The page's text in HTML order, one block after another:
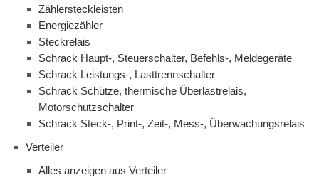
Zählersteckleisten
Energiezähler
Steckrelais
Schrack Haupt-, Steuerschalter, Befehls-, Meldegeräte
Schrack Leistungs-, Lasttrennschalter
Schrack Schütze, thermische Überlastrelais,
Motorschutzschalter
Schrack Steck-, Print-, Zeit-, Mess-, Überwachungsrelais
Verteiler
Alles anzeigen aus Verteiler